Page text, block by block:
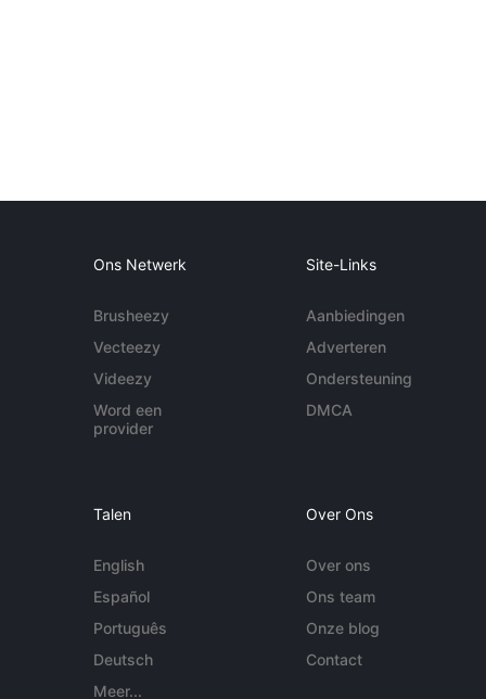
Ons Netwerk
Brusheezy
Vecteezy
Videezy
Word een
provider
Site-Links
Aanbiedingen
Adverteren
Ondersteuning
DMCA
Talen
English
Español
Português
Deutsch
Meer...
Over Ons
Over ons
Ons team
Onze blog
Contact